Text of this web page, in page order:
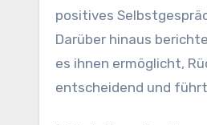
positives
Darüber hinaus
es ihnen ermöglicht,
entscheidend und